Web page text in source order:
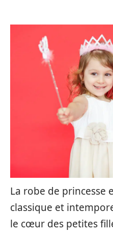
La robe de princesse
classique et
le cœur des petites